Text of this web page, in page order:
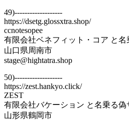
49)-------------------
https://dsetg.glossxtra.shop/
ccnotesopee
有限会社ベネフィット・コア と名
山口県周南市
stage@hightatra.shop
50)-------------------
https://zest.hankyo.click/
ZEST
有限会社バケーション と名乗る偽
山形県鶴岡市